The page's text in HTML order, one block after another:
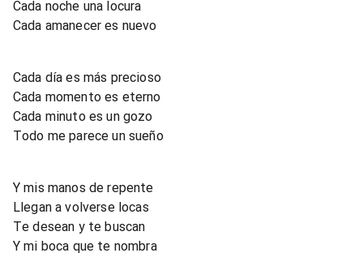
Cada noche una locura
Cada amanecer es nuevo
Cada día es más precioso
Cada momento es eterno
Cada minuto es un gozo
Todo me parece un sueño
Y mis manos de repente
Llegan a volverse locas
Te desean y te buscan
Y mi boca que te nombra